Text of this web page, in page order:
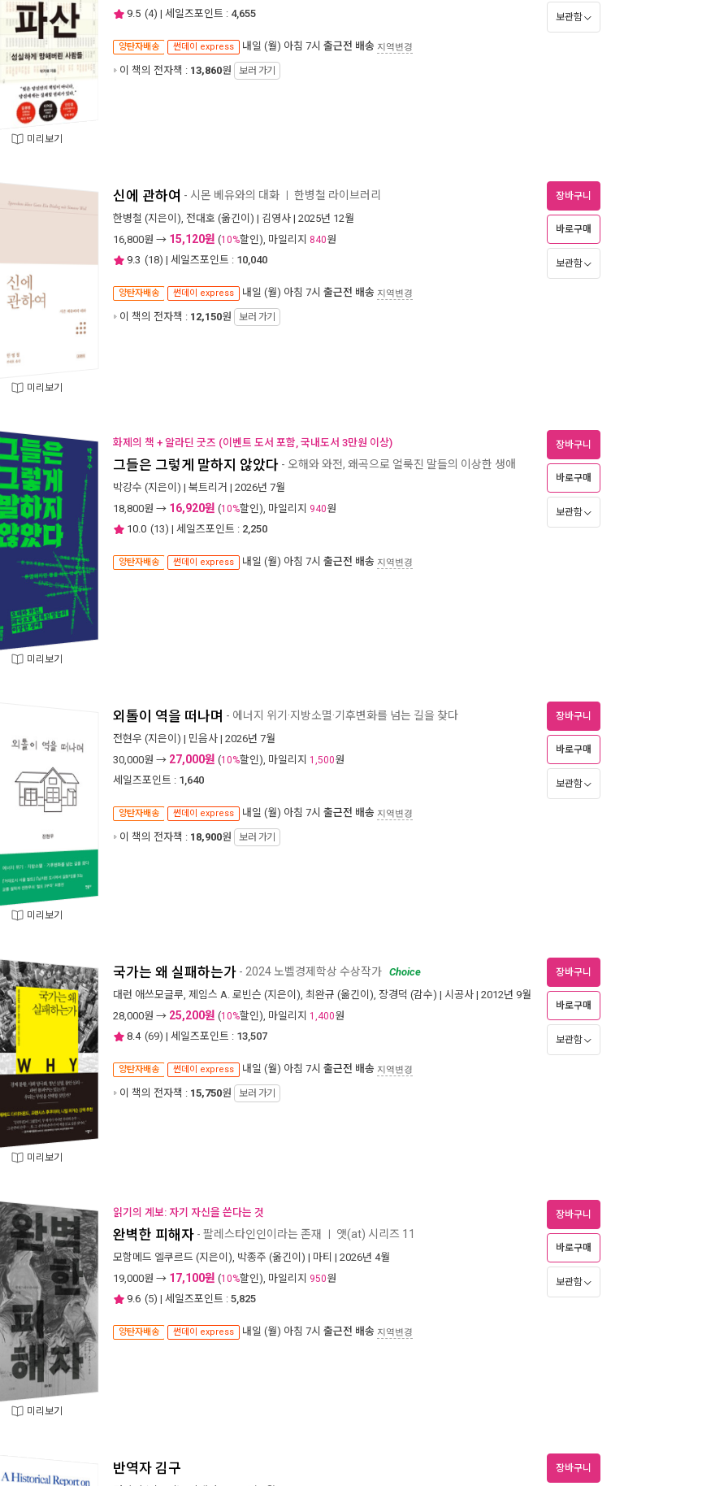
미리보기
9.5 (4) | 세일즈포인트 : 4,655
양탄자배송 썬데이 express 내일 (월) 아침 7시 출근전 배송 지역변경
이 책의 전자책 : 13,860원 보러 가기
보관함
미리보기
신에 관하여 - 시몬 베유와의 대화 한병철 라이브러리
한병철 (지은이), 전대호 (옮긴이) | 김영사 | 2025년 12월
16,800원 → 15,120원 (10%할인), 마일리지 840원
9.3 (18) | 세일즈포인트 : 10,040
양탄자배송 썬데이 express 내일 (월) 아침 7시 출근전 배송 지역변경
이 책의 전자책 : 12,150원 보러 가기
장바구니
바로구매
보관함
미리보기
화제의 책 + 알라딘 굿즈 (이벤트 도서 포함, 국내도서 3만원 이상)
그들은 그렇게 말하지 않았다 - 오해와 와전, 왜곡으로 얼룩진 말들의 이상한 생애
박강수 (지은이) | 북트리거 | 2026년 7월
18,800원 → 16,920원 (10%할인), 마일리지 940원
10.0 (13) | 세일즈포인트 : 2,250
양탄자배송 썬데이 express 내일 (월) 아침 7시 출근전 배송 지역변경
장바구니
바로구매
보관함
미리보기
외톨이 역을 떠나며 - 에너지 위기·지방소멸·기후변화를 넘는 길을 찾다
전현우 (지은이) | 민음사 | 2026년 7월
30,000원 → 27,000원 (10%할인), 마일리지 1,500원
세일즈포인트 : 1,640
양탄자배송 썬데이 express 내일 (월) 아침 7시 출근전 배송 지역변경
이 책의 전자책 : 18,900원 보러 가기
장바구니
바로구매
보관함
미리보기
국가는 왜 실패하는가 - 2024 노벨경제학상 수상작가 Choice
대런 애쓰모글루, 제임스 A. 로빈슨 (지은이), 최완규 (옮긴이), 장경덕 (감수) | 시공사 | 2012년 9월
28,000원 → 25,200원 (10%할인), 마일리지 1,400원
8.4 (69) | 세일즈포인트 : 13,507
양탄자배송 썬데이 express 내일 (월) 아침 7시 출근전 배송 지역변경
이 책의 전자책 : 15,750원 보러 가기
장바구니
바로구매
보관함
미리보기
읽기의 계보: 자기 자신을 쓴다는 것
완벽한 피해자 - 팔레스타인인이라는 존재 앳(at) 시리즈 11
모함메드 엘쿠르드 (지은이), 박종주 (옮긴이) | 마티 | 2026년 4월
19,000원 → 17,100원 (10%할인), 마일리지 950원
9.6 (5) | 세일즈포인트 : 5,825
양탄자배송 썬데이 express 내일 (월) 아침 7시 출근전 배송 지역변경
장바구니
바로구매
보관함
반역자 김구 장바구니